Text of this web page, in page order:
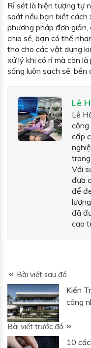
Rỉ sét là hiện tượng tự
soát nếu bạn biết cách
phương pháp đơn
chia sẻ, bạn có thể
thọ cho các vật dụng
xử lý khi có rỉ mà còn
sống luôn sạch sẽ, bền
Lê
Lê
công
cấp
Với
đưa
để
đã
cao
Bài viết sau đó
Kiến
công
Bài viết trước đó
10